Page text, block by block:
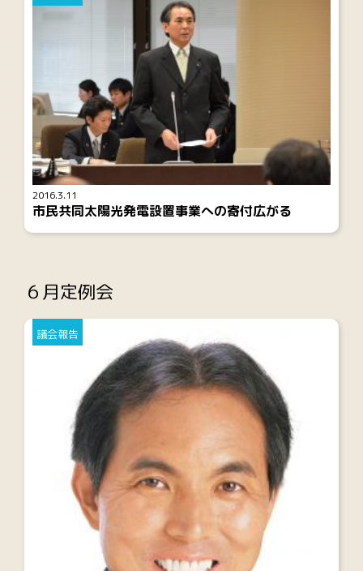
2016.3.11
市民共同太陽光発電設置事業への寄付広がる
６月定例会
議会報告